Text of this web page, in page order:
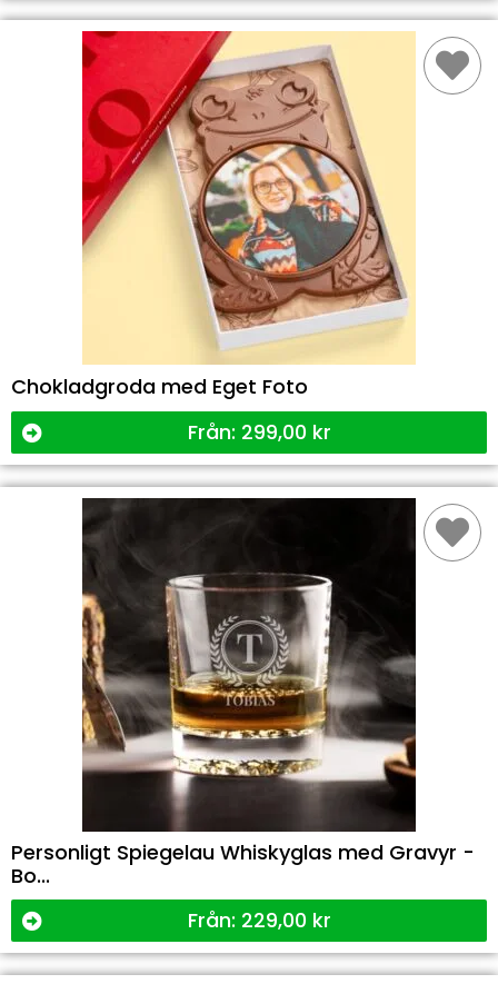
Chokladgroda med Eget Foto
Från: 299,00 kr
Personligt Spiegelau Whiskyglas med Gravyr -
Bo...
Från: 229,00 kr